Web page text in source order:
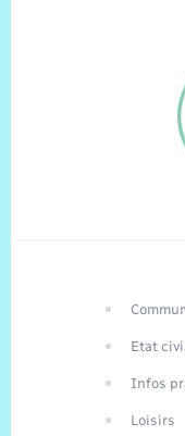
Etat
Infos
Loisirs